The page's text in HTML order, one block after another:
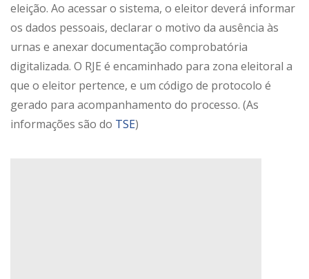
eleição. Ao acessar o sistema, o eleitor deverá informar
os dados pessoais, declarar o motivo da ausência às
urnas e anexar documentação comprobatória
digitalizada. O RJE é encaminhado para zona eleitoral a
que o eleitor pertence, e um código de protocolo é
gerado para acompanhamento do processo. (As
informações são do TSE)